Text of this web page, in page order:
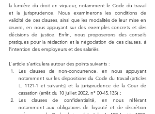
la lumière du droit en vigueur, notamment le Code du travail
et la jurisprudence. Nous examinerons les conditions de
validité de ces clauses, ainsi que les modalités de leur mise en
œuvre, en nous appuyant sur des exemples concrets et des
décisions de justice. Enfin, nous proposerons des conseils
pratiques pour la rédaction et la négociation de ces clauses, à
l'intention des employeurs et des salariés.
L'article s'articulera autour des points suivants :
Les clauses de non-concurrence, en nous appuyant
notamment sur les dispositions du Code du travail (articles
L. 1121-1 et suivants) et la jurisprudence de la Cour de
cassation (arrêt du 10 juillet 2002, n° 00-45.135) ;
Les clauses de confidentialité, en nous référant
notamment aux obligations de loyauté et de discrétion